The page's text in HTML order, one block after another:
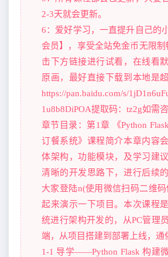
2-3天就会更新。
6：爱好学习，一直提升自己的
会员】，享受全站免金币无限
击下方链接进行试看，在线看
原画，最好直接下载到本地是
https://pan.baidu.com/s/
1u8b8DiPOA提取码：tz2g如需
章节目录：第1章 《Python
订餐系统》课程简介本章内容
体架构，功能模块，及学习建
清晰的开发思路下，进行后续
大家登陆n(使用微信扫码二维
起来演示一下项目。本次课程
统进行架构开发的，从PC管理
端，从项目搭建到部署上线，通
1-1 导学——Python Flask 构建